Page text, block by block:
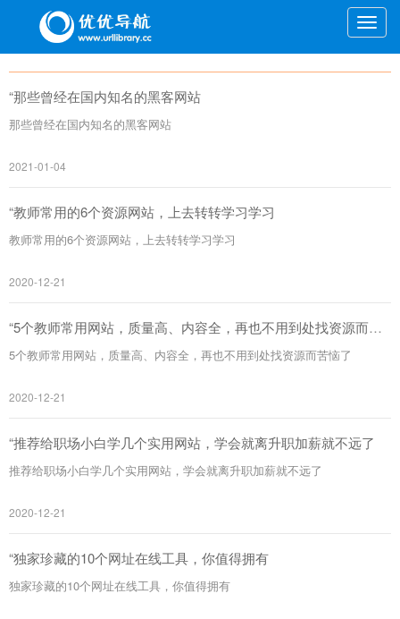
Toggle
“那些曾经在国内知名的黑客网站
那些曾经在国内知名的黑客网站
2021-01-04
“教师常用的6个资源网站，上去转转学习学习
教师常用的6个资源网站，上去转转学习学习
2020-12-21
“5个教师常用网站，质量高、内容全，再也不用到处找资源而苦
恼了
5个教师常用网站，质量高、内容全，再也不用到处找资源而苦恼了
2020-12-21
“推荐给职场小白学几个实用网站，学会就离升职加薪就不远了
推荐给职场小白学几个实用网站，学会就离升职加薪就不远了
2020-12-21
“独家珍藏的10个网址在线工具，你值得拥有
独家珍藏的10个网址在线工具，你值得拥有